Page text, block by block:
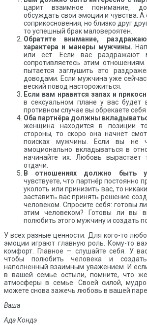
царит взаимное понимание,
обсуждать свои эмоции и чувства. А
соприкосновения, но близко друг
то успешный брак маловероятен.
Обратите внимание,
характера и манеры мужчины.
или ест. Если вас раздражают
сопротивляетесь этим
пытается заглушить это
доводами. Если мужчина уже
веский повод насторожиться.
Если вам нравится запах и
в сексуальном плане у вас будет
противном случае вы обрекаете
Оба партнёра должны
женщина находится в позиции
стороны, то скоро она начнёт
поисках мужчины. Если вы не
эмоционально вкладываться в
начинайте их. Любовь вырастает
отдачи.
В отношениях должно быть
чувствуете, что партнёр постоянно
уколоть или принизить вас, то
заставить вас принять решение
человеком. Спросите себя: готовы
этим человеком? Готовы ли вы
полюбить этого мужчину и создать
У всех разные ценности. Для кого-то
эмоции играют главную роль. Кому-то
комфорт. Главное — слушайте себя. У
чтобы полюбить человека и
наполненный взаимным уважением. И
в вашей семье остыли, помните, что
атмосферы в семье. Своей силой,
можете снова зажечь любовь в вашей
Ваша
Ада Кондэ